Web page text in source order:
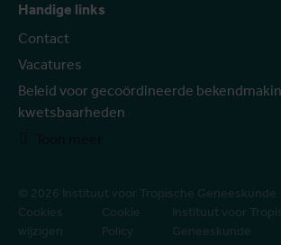
Handige links
Contact
Vacatures
Beleid voor gecoördineerde
kwetsbaarheden
© 2026 Instituut voor Tropische Geneeskunde
Cookies
wijzigen
Cookie
Policy
Instituut voor
Geneeskunde